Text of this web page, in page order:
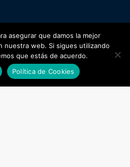
asegurar que damos la mejor
nuestra web. Si sigues utilizando
que estás de acuerdo.
Política de Cookies